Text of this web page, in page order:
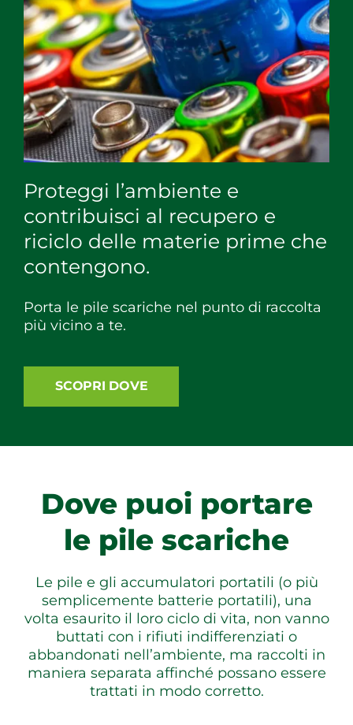
Proteggi l’ambiente e
contribuisci al recupero e
riciclo delle materie prime che
contengono.
Porta le pile scariche nel punto di raccolta
più vicino a te.
SCOPRI DOVE
Dove puoi portare
le pile scariche
Le pile e gli accumulatori portatili (o più
semplicemente batterie portatili), una
volta esaurito il loro ciclo di vita, non vanno
buttati con i rifiuti indifferenziati o
abbandonati nell’ambiente, ma raccolti in
maniera separata affinché possano essere
trattati in modo corretto.